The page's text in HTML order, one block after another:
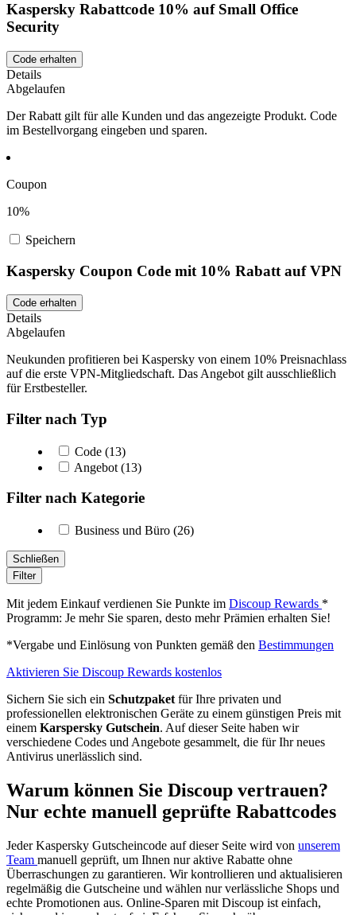
Kaspersky Rabattcode 10% auf Small Office
Security
Code erhalten
Details
Abgelaufen
Der Rabatt gilt für alle Kunden und das angezeigte Produkt. Code
im Bestellvorgang eingeben und sparen.
Coupon
10%
Speichern
Kaspersky Coupon Code mit 10% Rabatt auf VPN
Code erhalten
Details
Abgelaufen
Neukunden profitieren bei Kaspersky von einem 10% Preisnachlass
auf die erste VPN-Mitgliedschaft. Das Angebot gilt ausschließlich
für Erstbesteller.
Filter nach Typ
Code (13)
Angebot (13)
Filter nach Kategorie
Business und Büro (26)
Schließen
Filter
Mit jedem Einkauf verdienen Sie Punkte im Discoup Rewards *
Programm: Je mehr Sie sparen, desto mehr Prämien erhalten Sie!
*Vergabe und Einlösung von Punkten gemäß den Bestimmungen
Aktivieren Sie Discoup Rewards kostenlos
Sichern Sie sich ein Schutzpaket für Ihre privaten und
professionellen elektronischen Geräte zu einem günstigen Preis mit
einem Karspersky Gutschein. Auf dieser Seite haben wir
verschiedene Codes und Angebote gesammelt, die für Ihr neues
Antivirus unerlässlich sind.
Warum können Sie Discoup vertrauen?
Nur echte manuell geprüfte Rabattcodes
Jeder Kaspersky Gutscheincode auf dieser Seite wird von unserem
Team manuell geprüft, um Ihnen nur aktive Rabatte ohne
Überraschungen zu garantieren. Wir kontrollieren und aktualisieren
regelmäßig die Gutscheine und wählen nur verlässliche Shops und
echte Promotionen aus. Online-Sparen mit Discoup ist einfach,